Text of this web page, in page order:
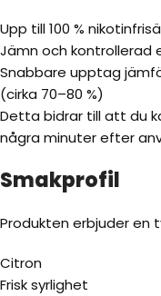
Upp till 100 %
Jämn och kontrollerad
Snabbare upptag
(cirka 70–80 %)
Detta bidrar till att du
några minuter efter
Smakprofil
Produkten erbjuder en
Citron
Frisk syrlighet